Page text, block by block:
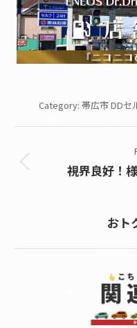
Category: 帯広市 DDセ
navigation
視界良好！
おト